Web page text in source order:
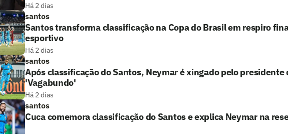
Há 2 dias
santos
Santos transforma classificação na Copa do Brasil em respiro
esportivo
Há 2 dias
santos
Após classificação do Santos, Neymar é xingado pelo presidente
'Vagabundo'
Há 2 dias
santos
Cuca comemora classificação do Santos e explica Neymar na